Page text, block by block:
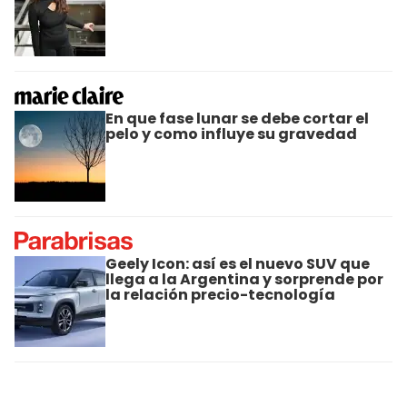
En que fase lunar se debe cortar el
pelo y como influye su gravedad
Geely Icon: así es el nuevo SUV que
llega a la Argentina y sorprende por
la relación precio-tecnología